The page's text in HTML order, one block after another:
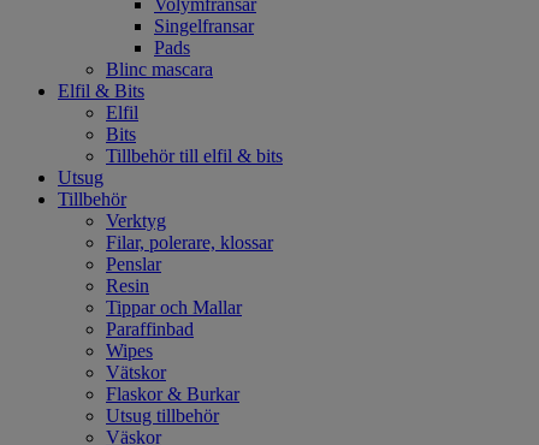
Singelfransar
Pads
Blinc mascara
Elfil & Bits
Elfil
Bits
Tillbehör till elfil & bits
Utsug
Tillbehör
Verktyg
Filar, polerare, klossar
Penslar
Resin
Tippar och Mallar
Paraffinbad
Wipes
Vätskor
Flaskor & Burkar
Utsug tillbehör
Väskor